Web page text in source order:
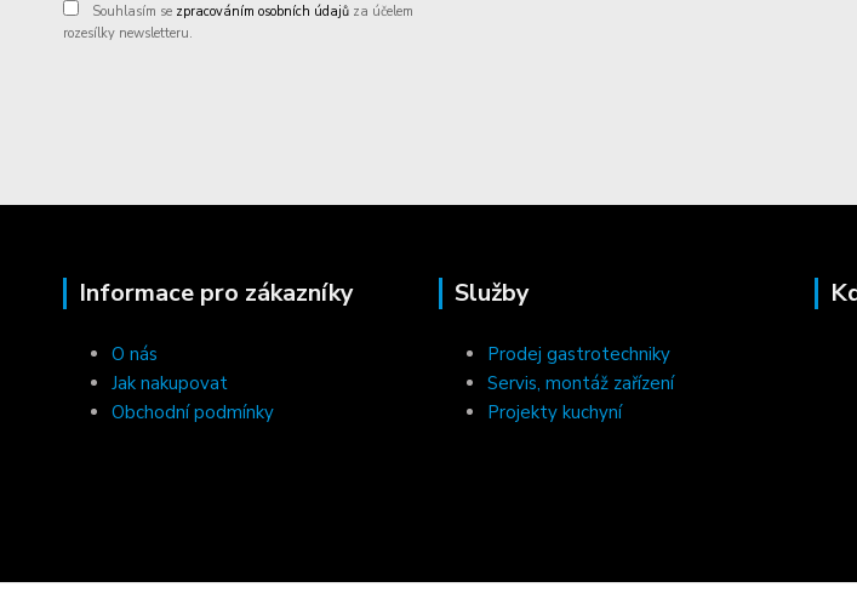
Souhlasím se zpracováním osobních údajů za účelem
rozesílky newsletteru.
Informace pro zákazníky
O nás
Jak nakupovat
Obchodní podmínky
Služby
Prodej gastrotechniky
Servis, montáž zařízení
Projekty kuchyní